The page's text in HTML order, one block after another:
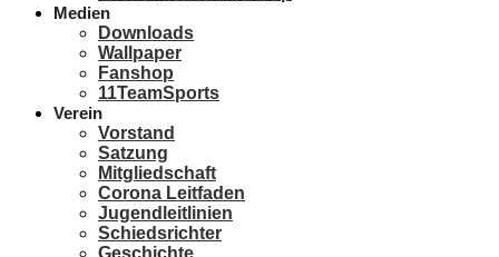
Medien
Downloads
Wallpaper
Fanshop
11TeamSports
Verein
Vorstand
Satzung
Mitgliedschaft
Corona Leitfaden
Jugendleitlinien
Schiedsrichter
Geschichte